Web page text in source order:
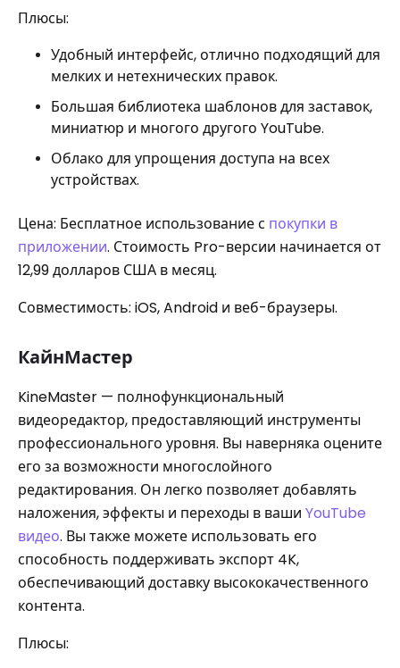
Плюсы:
Удобный интерфейс, отлично подходящий для
мелких и нетехнических правок.
Большая библиотека шаблонов для заставок,
миниатюр и многого другого YouTube.
Облако для упрощения доступа на всех
устройствах.
Цена: Бесплатное использование с покупки в
приложении. Стоимость Pro-версии начинается от
12,99 долларов США в месяц.
Совместимость: iOS, Android и веб-браузеры.
КайнМастер
KineMaster — полнофункциональный
видеоредактор, предоставляющий инструменты
профессионального уровня. Вы наверняка оцените
его за возможности многослойного
редактирования. Он легко позволяет добавлять
наложения, эффекты и переходы в ваши YouTube
видео. Вы также можете использовать его
способность поддерживать экспорт 4K,
обеспечивающий доставку высококачественного
контента.
Плюсы: